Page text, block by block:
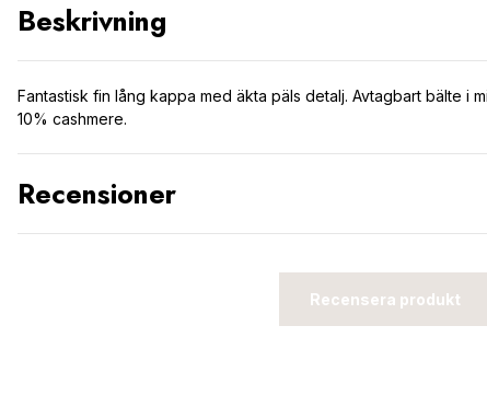
Beskrivning
Fantastisk fin lång kappa med äkta päls detalj. Avtagbart bälte i
10% cashmere.
Recensioner
Recensera produkt